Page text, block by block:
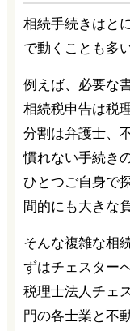
相続手続きはと
で動くことも多
例えば、必要な
相続税申告は税
分割は弁護士、
慣れない手続き
ひとつご自身で
間的にも大きな
そんな複雑な相
ずはチェスター
税理士法人チェ
門の各士業と不